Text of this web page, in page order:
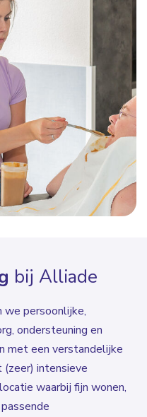
bij Alliade
we persoonlijke,
ondersteuning en
met een verstandelijke
(zeer) intensieve
waarbij fijn wonen,